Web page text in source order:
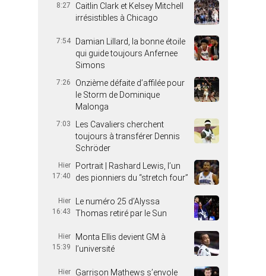
8:27
Caitlin Clark et Kelsey Mitchell
irrésistibles à Chicago
7:54
Damian Lillard, la bonne étoile
qui guide toujours Anfernee
Simons
7:26
Onzième défaite d’affilée pour
le Storm de Dominique
Malonga
7:03
Les Cavaliers cherchent
toujours à transférer Dennis
Schröder
Hier
17:40
Portrait | Rashard Lewis, l’un
des pionniers du “stretch four”
Hier
16:43
Le numéro 25 d’Alyssa
Thomas retiré par le Sun
Hier
15:39
Monta Ellis devient GM à
l’université
Hier
Garrison Mathews s’envole